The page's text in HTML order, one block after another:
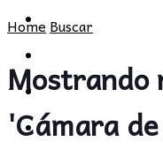
CULTURA
OPINIÓN
PROVINCIA
SOCIEDAD
CULTURA
HomeBuscar
Mostrando
'Cámara